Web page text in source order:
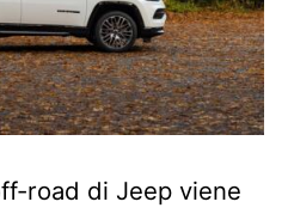
road di Jeep viene